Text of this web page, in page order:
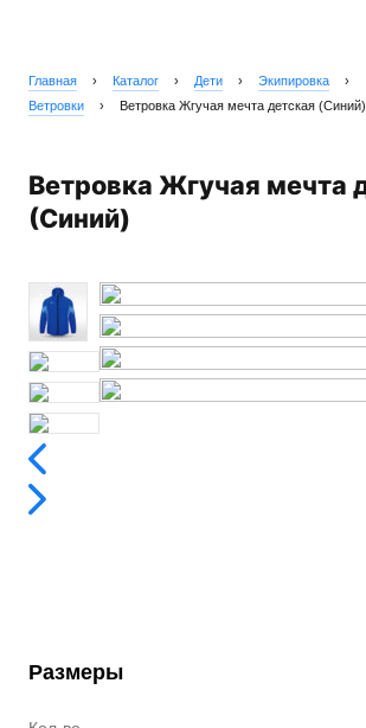
Главная › Каталог › Дети › Экипировка
›
Ветровки
› Ветровка Жгучая мечта детская (Синий)
Ветровка Жгучая мечта детская
(Синий)
Размеры